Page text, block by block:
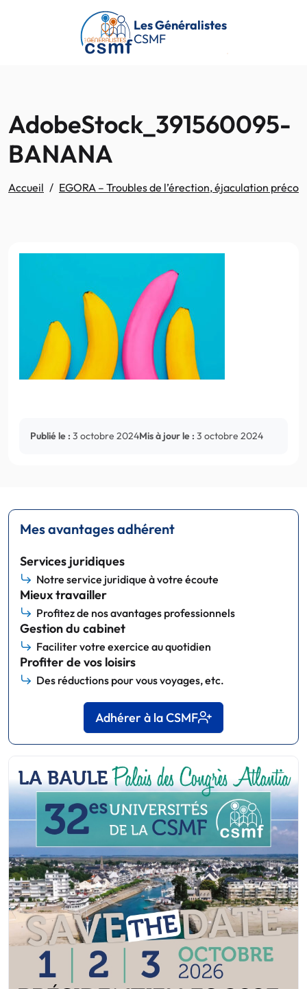
Passer au contenu principal
Les Généralistes
CSMF
AdobeStock_391560095-
BANANA
Accueil EGORA – Troubles de l’érection, éjaculation
Publié le : 3 octobre 2024Mis à jour le : 3 octobre 2024
Mes avantages adhérent
Services juridiques
Notre service juridique à votre écoute
Mieux travailler
Profitez de nos avantages professionnels
Gestion du cabinet
Faciliter votre exercice au quotidien
Profiter de vos loisirs
Des réductions pour vous voyages, etc.
Adhérer à la CSMF